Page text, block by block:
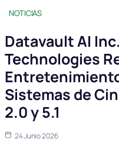
NOTICIAS
Datavault AI
Technologies
Sistemas de
2.0 y 5.1
24 Junio 2026